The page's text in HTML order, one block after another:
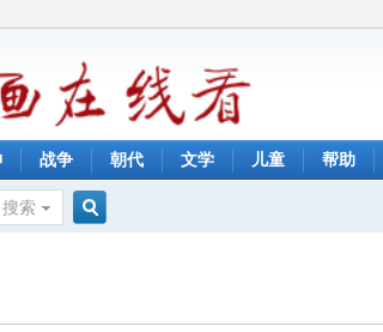
战争 朝代 文学 儿童 帮助
搜索